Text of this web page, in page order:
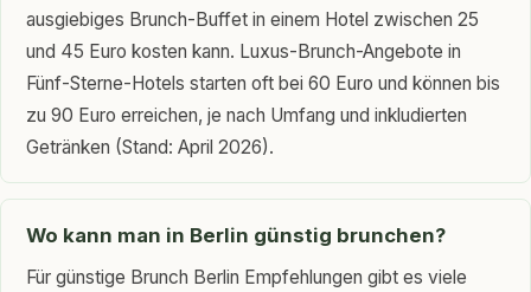
ausgiebiges Brunch-Buffet in einem Hotel zwischen 25
und 45 Euro kosten kann. Luxus-Brunch-Angebote in
Fünf-Sterne-Hotels starten oft bei 60 Euro und können bis
zu 90 Euro erreichen, je nach Umfang und inkludierten
Getränken (Stand: April 2026).
Wo kann man in Berlin günstig brunchen?
Für günstige Brunch Berlin Empfehlungen gibt es viele